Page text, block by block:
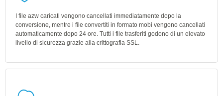
I file azw caricati vengono cancellati immediatamente dopo la
conversione, mentre i file convertiti in formato mobi vengono cancellati
automaticamente dopo 24 ore. Tutti i file trasferiti godono di un elevato
livello di sicurezza grazie alla crittografia SSL.